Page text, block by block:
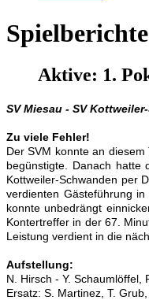
Spielberichte
Aktive: 1.
SV Miesau - SV
Zu viele Fehler!
Der SVM konnte an
begünstigte. Danach
Kottweiler-Schwanden per
verdienten Gästeführung
konnte unbedrängt
Kontertreffer in der 67.
Leistung verdient in die
Aufstellung:
N. Hirsch - Y. Schaumlöffel
Ersatz: S. Martinez, T.